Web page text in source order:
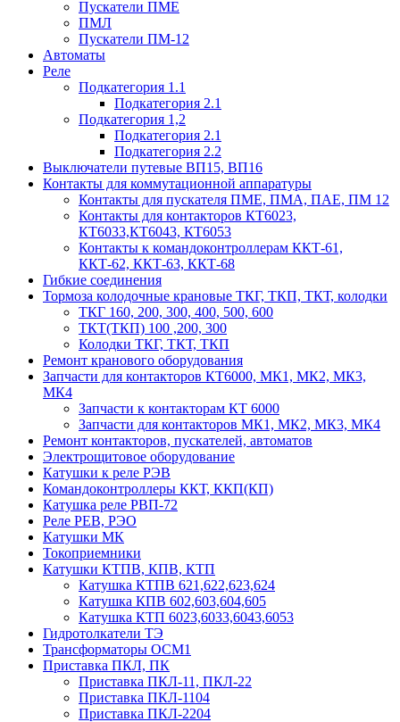
Пускатели ПМЕ
ПМЛ
Пускатели ПМ-12
Автоматы
Реле
Подкатегория 1.1
Подкатегория 2.1
Подкатегория 1,2
Подкатегория 2.1
Подкатегория 2.2
Выключатели путевые ВП15, ВП16
Контакты для коммутационной аппаратуры
Контакты для пускателя ПМЕ, ПМА, ПАЕ, ПМ 12
Контакты для контакторов КТ6023,
КТ6033,КТ6043, КТ6053
Контакты к командоконтроллерам ККТ-61,
ККТ-62, ККТ-63, ККТ-68
Гибкие соединения
Тормоза колодочные крановые ТКГ, ТКП, ТКТ, колодки
ТКГ 160, 200, 300, 400, 500, 600
ТКТ(ТКП) 100 ,200, 300
Колодки ТКГ, ТКТ, ТКП
Ремонт кранового оборудования
Запчасти для контакторов КТ6000, МК1, МК2, МК3,
МК4
Запчасти к контакторам КТ 6000
Запчасти для контакторов МК1, МК2, МК3, МК4
Ремонт контакторов, пускателей, автоматов
Электрощитовое оборудование
Катушки к реле РЭВ
Командоконтроллеры ККТ, ККП(КП)
Катушка реле РВП-72
Реле РЕВ, РЭО
Катушки МК
Токоприемники
Катушки КТПВ, КПВ, КТП
Катушка КТПВ 621,622,623,624
Катушка КПВ 602,603,604,605
Катушка КТП 6023,6033,6043,6053
Гидротолкатели ТЭ
Трансформаторы ОСМ1
Приставка ПКЛ, ПК
Приставка ПКЛ-11, ПКЛ-22
Приставка ПКЛ-1104
Приставка ПКЛ-2204